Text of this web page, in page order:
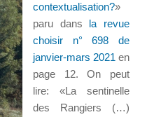
contextualisation?»
paru dans la revue
choisir n° 698 de
janvier-mars 2021 en
page 12. On peut
lire: «La sentinelle
des Rangiers (…)